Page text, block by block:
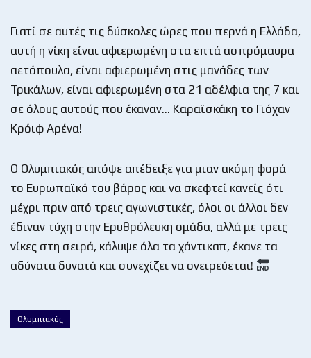
Γιατί σε αυτές τις δύσκολες ώρες που περνά η Ελλάδα,
αυτή η νίκη είναι αφιερωμένη στα επτά ασπρόμαυρα
αετόπουλα, είναι αφιερωμένη στις μανάδες των
Τρικάλων, είναι αφιερωμένη στα 21 αδέλφια της 7 και
σε όλους αυτούς που έκαναν… Καραϊσκάκη το Γιόχαν
Κρόιφ Αρένα!
Ο Ολυμπιακός απόψε απέδειξε για μιαν ακόμη φορά
το Ευρωπαϊκό του βάρος και να σκεφτεί κανείς ότι
μέχρι πριν από τρεις αγωνιστικές, όλοι οι άλλοι δεν
έδιναν τύχη στην Ερυθρόλευκη ομάδα, αλλά με τρεις
νίκες στη σειρά, κάλυψε όλα τα χάντικαπ, έκανε τα
αδύνατα δυνατά και συνεχίζει να ονειρεύεται!
Ολυμπιακός